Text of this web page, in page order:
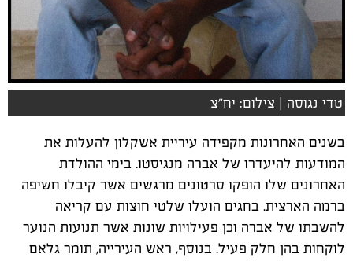
טדי נגוסה | צילום: יח"צ
בשנים האחרונות מקפידה עיריית אשקלון להעלות את
המודעות להיעדרו של אברה מנגיסטו. בימי ההולדת
האחרונים שלו הופקו סרטונים מרגשים אשר קיבלו חשיפה
ברמה הארצית. בחגים הועלו שלטי חוצות עם קריאה
להשבתו של אברה וכן פעילויות שונות אשר תנועות הנוער
לוקחות בהן חלק פעיל. בנוסף, ראש העירייה, תומר גלאם